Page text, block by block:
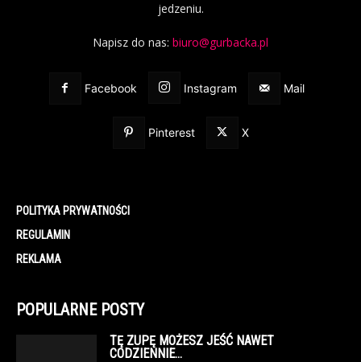
jedzeniu.
Napisz do nas: biuro@gurbacka.pl
Facebook Instagram Mail
Pinterest X
POLITYKA PRYWATNOŚCI
REGULAMIN
REKLAMA
POPULARNE POSTY
TĘ ZUPĘ MOŻESZ JEŚĆ NAWET
CODZIENNIE…